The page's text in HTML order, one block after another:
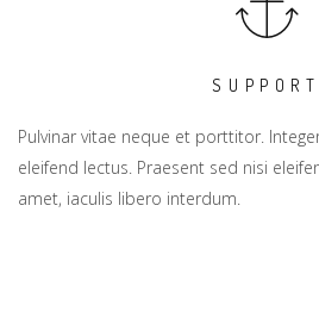
SUPPORT
Pulvinar vitae neque et porttitor.
eleifend lectus. Praesent sed nisi
amet, iaculis libero interdum.